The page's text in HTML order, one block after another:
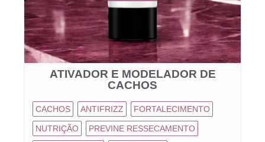
ATIVADOR E MODELADOR DE
CACHOS
CACHOS ANTIFRIZZ FORTALECIMENTO
NUTRIÇÃO PREVINE RESSECAMENTO